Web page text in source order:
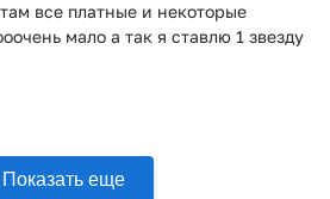
все платные и некоторые
мало а так я ставлю 1 звезду
Показать еще